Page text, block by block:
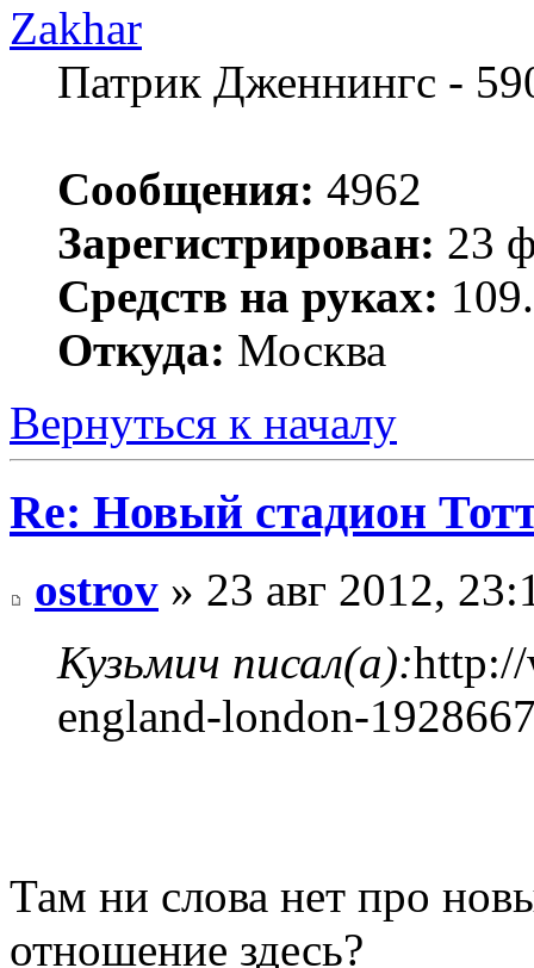
Zakhar
Патрик Дженнингс -
Сообщения: 4962
Зарегистрирован: 23
Средств на руках:
Откуда: Москва
Вернуться к началу
Re: Новый стадион
ostrov » 23 авг 2012,
Кузьмич писал(а):
england-london-
Там ни слова нет про
отношение здесь?